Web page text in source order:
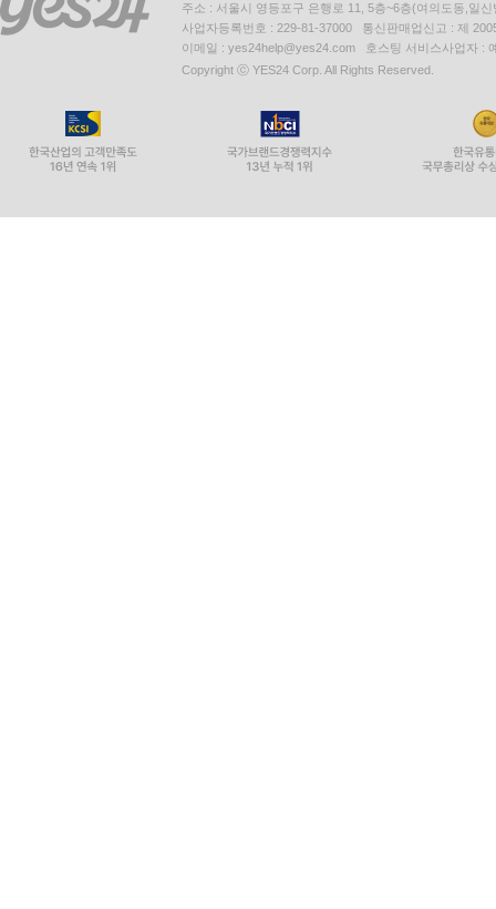
주소 : 서울시 영등포구 은행로 11, 5층~6층(여의도동,일신
사업자등록번호 : 229-81-37000 통신판매업신고 : 제
이메일 : yes24help@yes24.com 호스팅 서비스사업자 :
Copyright ⓒ YES24 Corp. All Rights Reserved.